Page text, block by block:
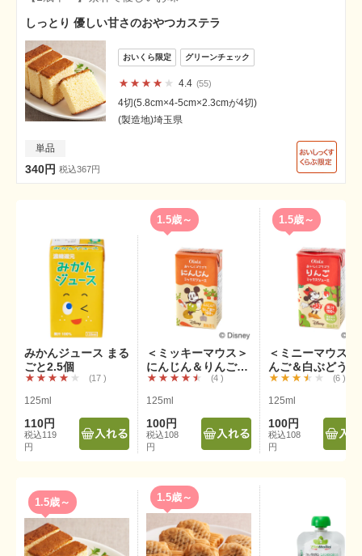
しっとり 優しい甘さのおやつカステラ
4.4 55
4切(5.8cm×4-5cm×2.3cmが4切)
(製造地)埼玉県
単品
340円 税込367円
みかんジュース まる
ごと2.5個
17
125ml
110円
税込119
円
1.5歳～
＜ミッキーマウス＞
にんじん＆りんごミ
ックスジュース
4
125ml
100円
税込108
円
1.5歳～
＜ミニーマウス＞
んご＆白ぶどうミ
クスジュース6
125ml
100円
税込108
円
1.5歳～ 1.5歳～